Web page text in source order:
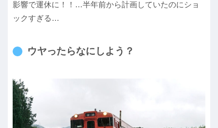
影響で運休に！！…半年前から計画していたのにショ
ックすぎる…
ウヤったらなにしよう？